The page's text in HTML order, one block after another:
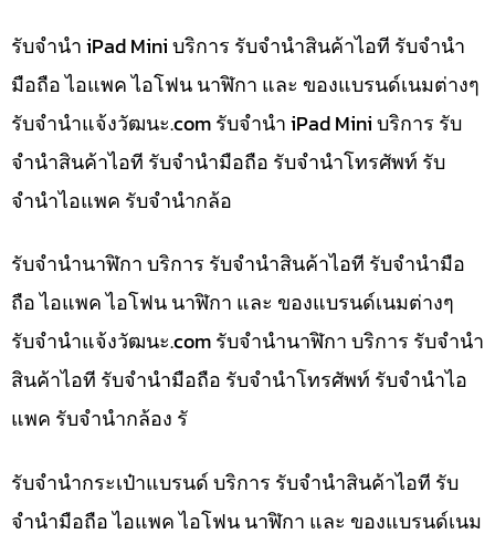
รับจำนำ iPad Mini บริการ รับจำนำสินค้าไอที รับจำนำ
มือถือ ไอแพค ไอโฟน นาฬิกา และ ของแบรนด์เนมต่างๆ
รับจํานําแจ้งวัฒนะ.com รับจำนำ iPad Mini บริการ รับ
จำนำสินค้าไอที รับจำนำมือถือ รับจำนำโทรศัพท์ รับ
จำนำไอแพค รับจำนำกล้อ
รับจำนำนาฬิกา บริการ รับจำนำสินค้าไอที รับจำนำมือ
ถือ ไอแพค ไอโฟน นาฬิกา และ ของแบรนด์เนมต่างๆ
รับจํานําแจ้งวัฒนะ.com รับจำนำนาฬิกา บริการ รับจำนำ
สินค้าไอที รับจำนำมือถือ รับจำนำโทรศัพท์ รับจำนำไอ
แพค รับจำนำกล้อง รั
รับจำนำกระเป๋าแบรนด์ บริการ รับจำนำสินค้าไอที รับ
จำนำมือถือ ไอแพค ไอโฟน นาฬิกา และ ของแบรนด์เนม